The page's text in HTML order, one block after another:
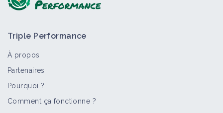
Triple Performance
À propos
Partenaires
Pourquoi ?
Comment ça fonctionne ?